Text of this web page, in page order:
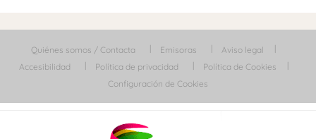
Quiénes somos / Contacta Emisoras
Aviso legal
Accesibilidad
Política de privacidad
Política de Cookies
Configuración de Cookies